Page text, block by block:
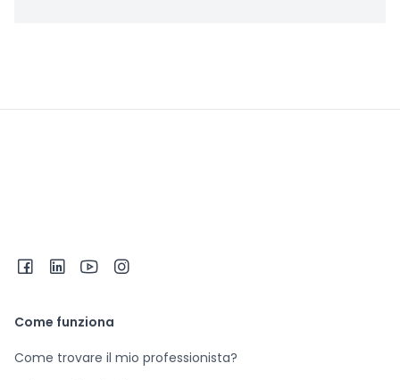
Come funziona
Come trovare il mio professionista?